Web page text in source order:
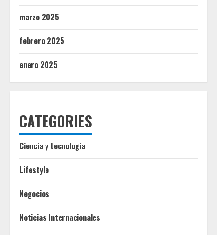
marzo 2025
febrero 2025
enero 2025
CATEGORIES
Ciencia y tecnologia
Lifestyle
Negocios
Noticias Internacionales